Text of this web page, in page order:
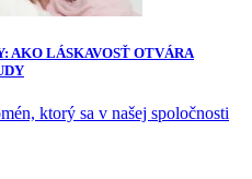
AKO LÁSKAVOSŤ OTVÁRA
ktorý sa v našej spoločnosti